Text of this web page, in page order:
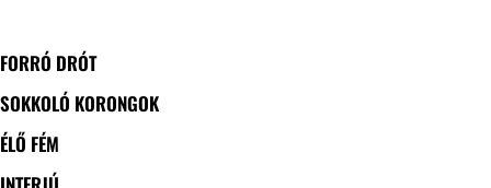
FORRÓ DRÓT
SOKKOLÓ KORONGOK
ÉLŐ FÉM